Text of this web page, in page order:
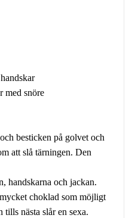
med snöre
besticken på golvet och
att slå tärningen. Den
handskarna och jackan.
choklad som möjligt
nästa slår en sexa.